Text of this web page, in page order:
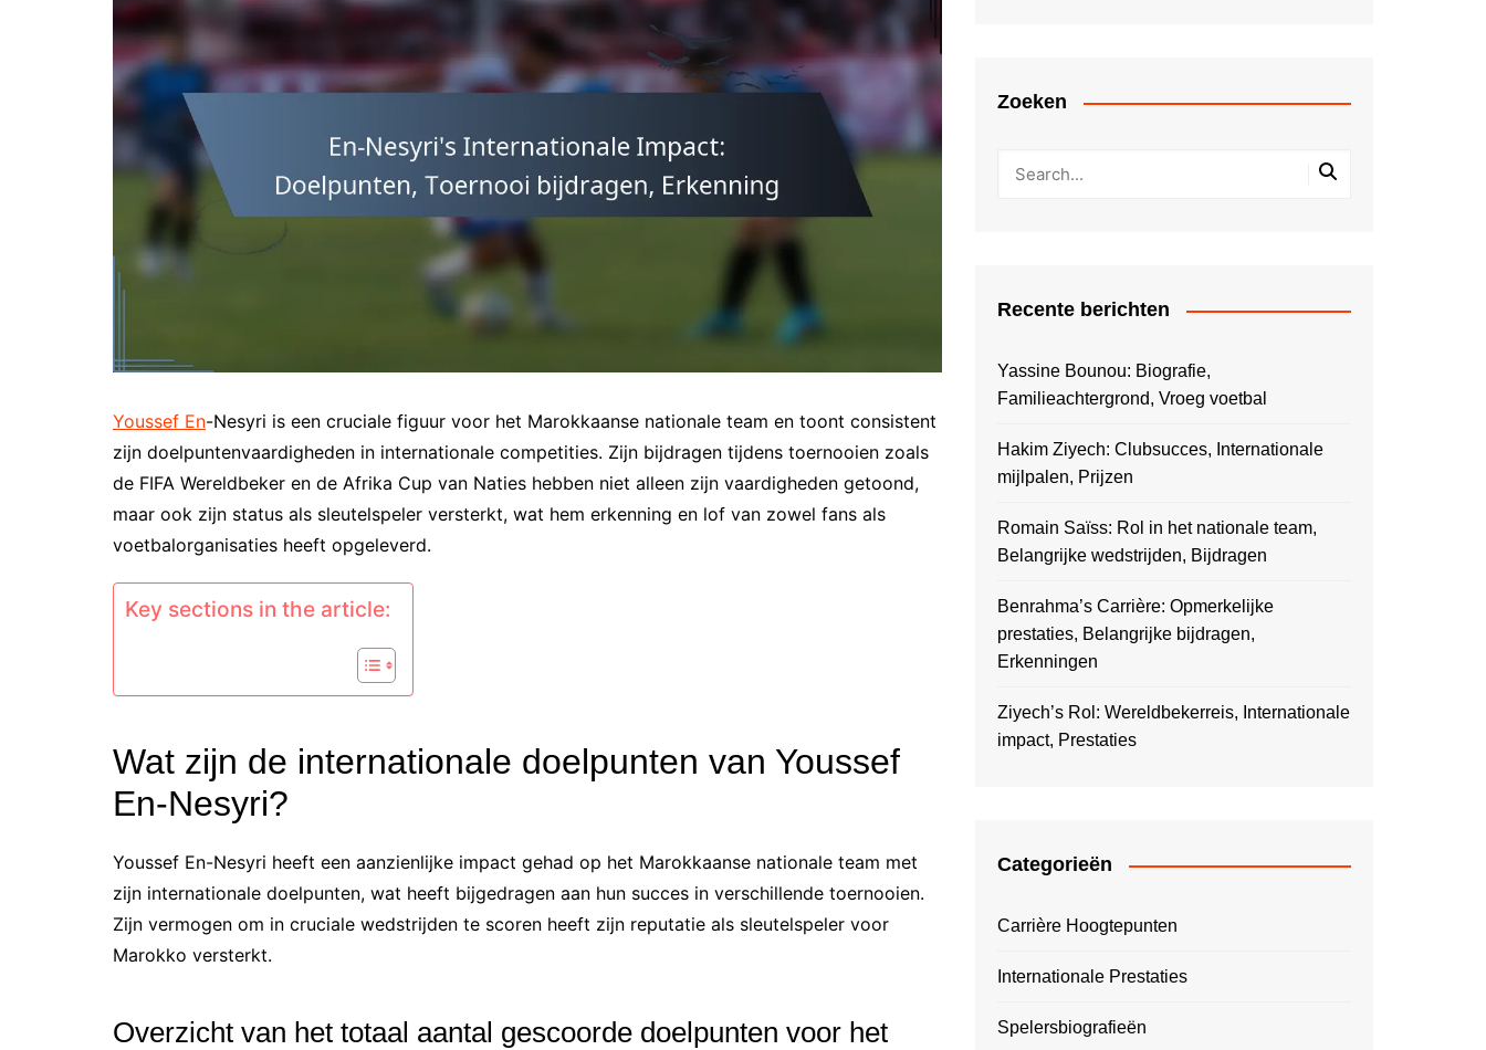
German (DE)
Spanish (ES)
Czech (CZ)
French (FR)
English (GB)
Polish (PL)
English (NZ)
Finnish (FI)
Dutch (BE)
Estonian (EE)
Youssef En-Nesyri is een cruciale figuur voor het Marokkaanse nationale team en toont consistent
zijn doelpuntenvaardigheden in internationale competities. Zijn bijdragen tijdens toernooien zoals
de FIFA Wereldbeker en de Afrika Cup van Naties hebben niet alleen zijn vaardigheden getoond,
maar ook zijn status als sleutelspeler versterkt, wat hem erkenning en lof van zowel fans als
voetbalorganisaties heeft opgeleverd.
Key sections in the article:
Wat zijn de internationale doelpunten van Youssef
En-Nesyri?
Youssef En-Nesyri heeft een aanzienlijke impact gehad op het Marokkaanse nationale team met
zijn internationale doelpunten, wat heeft bijgedragen aan hun succes in verschillende toernooien.
Zijn vermogen om in cruciale wedstrijden te scoren heeft zijn reputatie als sleutelspeler voor
Marokko versterkt.
Overzicht van het totaal aantal gescoorde doelpunten voor het
Zoeken
Recente berichten
Yassine Bounou: Biografie,
Familieachtergrond, Vroeg voetbal
Hakim Ziyech: Clubsucces, Internationale
mijlpalen, Prijzen
Romain Saïss: Rol in het nationale team,
Belangrijke wedstrijden, Bijdragen
Benrahma’s Carrière: Opmerkelijke
prestaties, Belangrijke bijdragen,
Erkenningen
Ziyech’s Rol: Wereldbekerreis, Internationale
impact, Prestaties
Categorieën
Carrière Hoogtepunten
Internationale Prestaties
Spelersbiografieën